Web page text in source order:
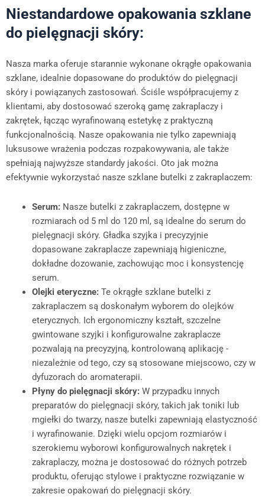
Niestandardowe opakowania szklane
do pielęgnacji skóry:
Nasza marka oferuje starannie wykonane okrągłe opakowania
szklane, idealnie dopasowane do produktów do pielęgnacji
skóry i powiązanych zastosowań. Ściśle współpracujemy z
klientami, aby dostosować szeroką gamę zakraplaczy i
zakrętek, łącząc wyrafinowaną estetykę z praktyczną
funkcjonalnością. Nasze opakowania nie tylko zapewniają
luksusowe wrażenia podczas rozpakowywania, ale także
spełniają najwyższe standardy jakości. Oto jak można
efektywnie wykorzystać nasze szklane butelki z zakraplaczem:
Serum:Nasze butelki z zakraplaczem, dostępne w
rozmiarach od 5 ml do 120 ml, są idealne do serum do
pielęgnacji skóry. Gładka szyjka i precyzyjnie
dopasowane zakraplacze zapewniają higieniczne,
dokładne dozowanie, zachowując moc i konsystencję
serum.
Olejki eteryczne:Te okrągłe szklane butelki z
zakraplaczem są doskonałym wyborem do olejków
eterycznych. Ich ergonomiczny kształt, szczelne
gwintowane szyjki i konfigurowalne zakraplacze
pozwalają na precyzyjną, kontrolowaną aplikację -
niezależnie od tego, czy są stosowane miejscowo, czy w
dyfuzorach do aromaterapii.
Płyny do pielęgnacji skóry:W przypadku innych
preparatów do pielęgnacji skóry, takich jak toniki lub
mgiełki do twarzy, nasze butelki zapewniają elastyczność
i wyrafinowanie. Dzięki wielu opcjom rozmiarów i
szerokiemu wyborowi konfigurowalnych nakrętek i
zakraplaczy, można je dostosować do różnych potrzeb
produktu, oferując stylowe i praktyczne rozwiązanie w
zakresie opakowań do pielęgnacji skóry.